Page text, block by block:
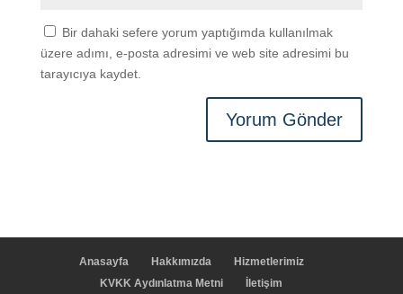
Bir dahaki sefere yorum yaptığımda kullanılmak
üzere adımı, e-posta adresimi ve web site adresimi bu
tarayıcıya kaydet.
Anasayfa Hakkımızda
Hizmetlerimiz
KVKK Aydınlatma Metni
İletişim